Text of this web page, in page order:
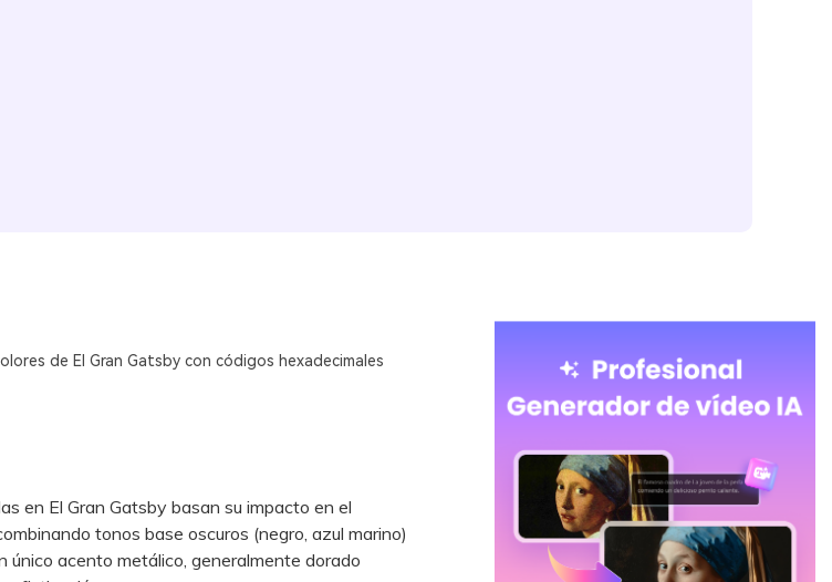
de El Gran Gatsby con códigos hexadecimales
en El Gran Gatsby basan su impacto en el
tonos base oscuros (negro, azul marino)
único acento metálico, generalmente dorado